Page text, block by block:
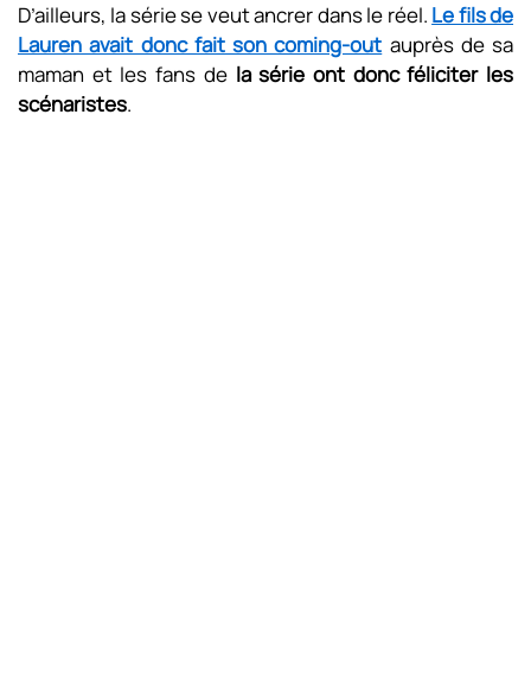
D’ailleurs, la série se veut ancrer dans le réel. Le fils de
Lauren avait donc fait son coming-out auprès de sa
maman et les fans de la série ont donc féliciter les
scénaristes.